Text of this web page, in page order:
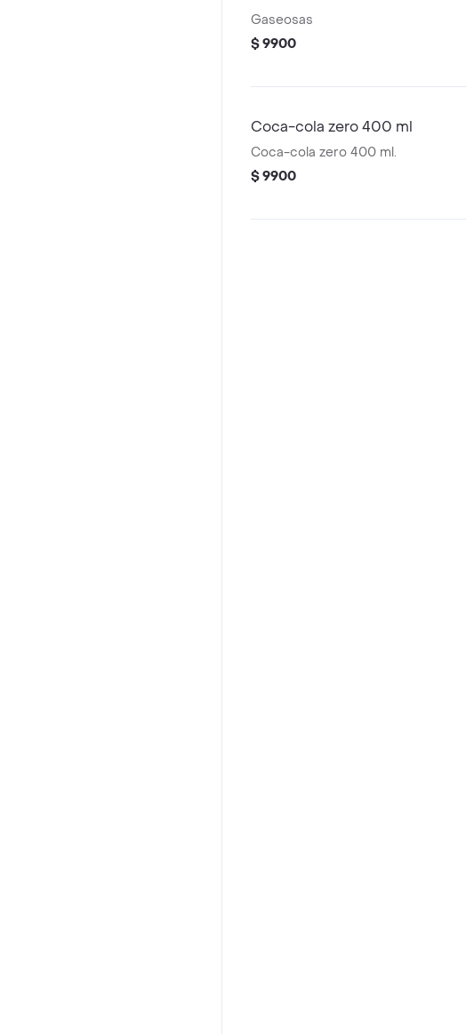
Gaseosas
$ 9900
Coca-cola zero 400 ml
Coca-cola zero 400 ml.
$ 9900